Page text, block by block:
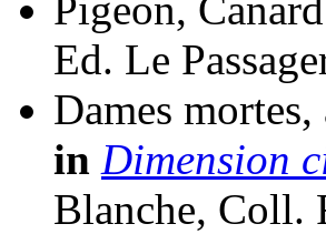
Ed. Le
Dames
in Dimension
Blanche, Coll.